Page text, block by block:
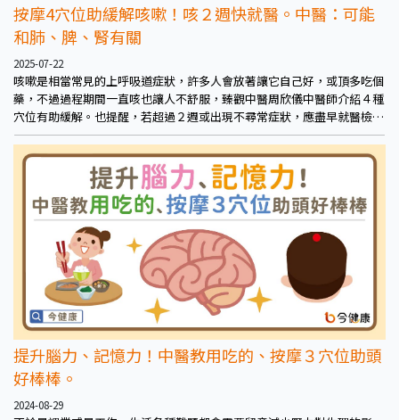
按摩4穴位助緩解咳嗽！咳２週快就醫。中醫：可能
和肺、脾、腎有關
2025-07-22
咳嗽是相當常見的上呼吸道症狀，許多人會放著讓它自己好，或頂多吃個
藥，不過過程期間一直咳也讓人不舒服，臻觀中醫周欣儀中醫師介紹４種
穴位有助緩解。也提醒，若超過２週或出現不尋常症狀，應盡早就醫檢
查，以排除重大疾病的可能。
提升腦力、記憶力！中醫教用吃的、按摩３穴位助頭
好棒棒。
2024-08-29